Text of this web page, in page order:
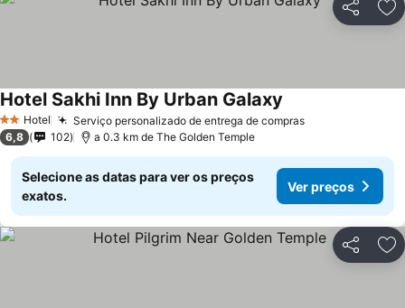
Partilhar
2 Estrelas
Hotel Serviço personalizado de entrega de comprasVer preços
Hotel Sakhi Inn By Urban Galaxy
6,8 102 a 0.3 km de The Golden Temple
Selecione as datas para ver os preços
exatos.
Ver preços
Partilhar